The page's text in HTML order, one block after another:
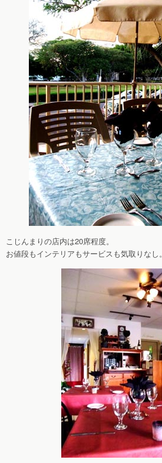
こじんまりの店内は20席程度。
お値段もインテリアもサービスも気取りなし。